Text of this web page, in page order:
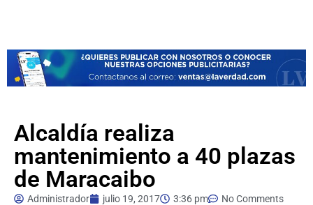
Alcaldía realiza
mantenimiento a 40 plazas
de Maracaibo
Administrador julio 19, 2017 3:36 pm No Comments